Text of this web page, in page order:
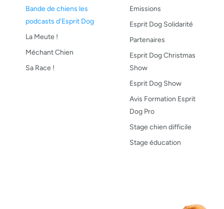
Bande de chiens les
podcasts d'Esprit Dog
La Meute !
Méchant Chien
Sa Race !
Emissions
Esprit Dog Solidarité
Partenaires
Esprit Dog Christmas
Show
Esprit Dog Show
Avis Formation Esprit
Dog Pro
Stage chien difficile
Stage éducation